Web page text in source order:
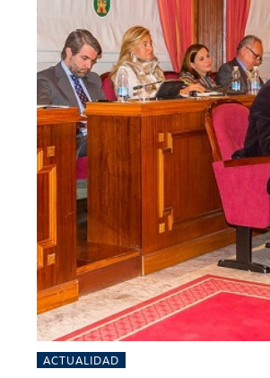
ACTUALIDAD